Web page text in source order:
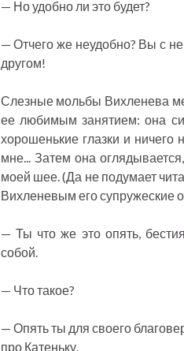
— Но удобно ли это будет?
— Отчего же неудобно? Вы с
другом!
Слезные мольбы Вихленева
ее любимым занятием: она
хорошенькие глазки и ничего
мне... Затем она
моей шее. (Да не подумает
Вихленевым его супружеские
— Ты что же это опять,
собой.
— Что такое?
— Опять ты для своего
про Катеньку.